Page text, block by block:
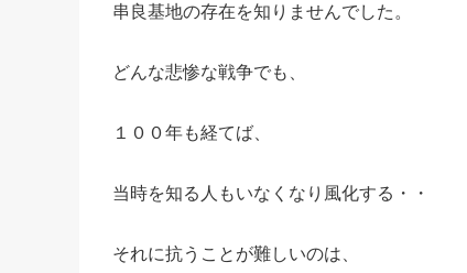
串良基地の存在を知りませんでした。
どんな悲惨な戦争でも、
１００年も経てば、
当時を知る人もいなくなり風化する・・
それに抗うことが難しいのは、